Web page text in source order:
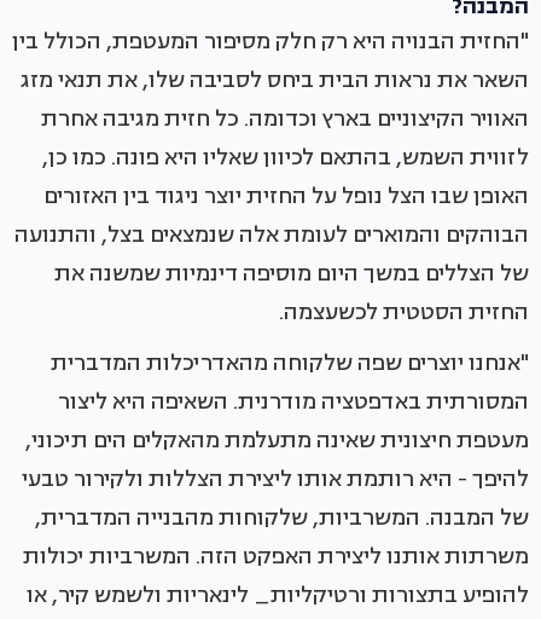
"החזית הבנויה היא רק חלק מסיפור המעטפת, הכולל בין
השאר את נראות הבית ביחס לסביבה שלו, את תנאי מזג
האוויר הקיצוניים בארץ וכדומה. כל חזית מגיבה אחרת
לזווית השמש, בהתאם לכיוון שאליו היא פונה. כמו כן,
האופן שבו הצל נופל על החזית יוצר ניגוד בין האזורים
הבוהקים והמוארים לעומת אלה שנמצאים בצל, והתנועה
של הצללים במשך היום מוסיפה דינמיות שמשנה את
החזית הסטטית לכשעצמה.
"אנחנו יוצרים שפה שלקוחה מהאדריכלות המדברית
המסורתית באדפטציה מודרנית. השאיפה היא ליצור
מעטפת חיצונית שאינה מתעלמת מהאקלים הים תיכוני,
להיפך - היא רותמת אותו ליצירת הצללות ולקירור טבעי
של המבנה. המשרביות, שלקוחות מהבנייה המדברית,
משרתות אותנו ליצירת האפקט הזה. המשרביות יכולות
להופיע בתצורות ורטיקליות_ לינאריות ולשמש קיר, או